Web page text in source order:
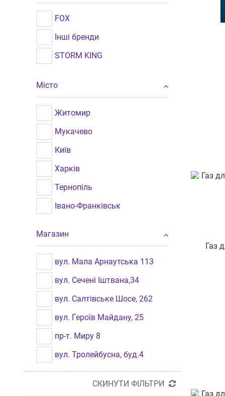
FOX
Інші бренди
STORM KING
Місто
Житомир
Мукачево
Київ
Харків
Тернопіль
Івано-Франківськ
Вінниця
Львів
Рівне
Миколаїв
Чернівці
Луцьк
Кременчук
Магазин
вул. Мала Арнаутська 113
вул. Сечені Іштвана,34
вул. Салтівське Шосе, 262
вул. Героїв Майдану, 25
пр-т. Миру 8
вул. Тролейбусна, буд.4
вул. Личаківська,77
вул. Гетьмана Мазепи, 28, 1
СКИНУТИ ФІЛЬТРИ
Газ